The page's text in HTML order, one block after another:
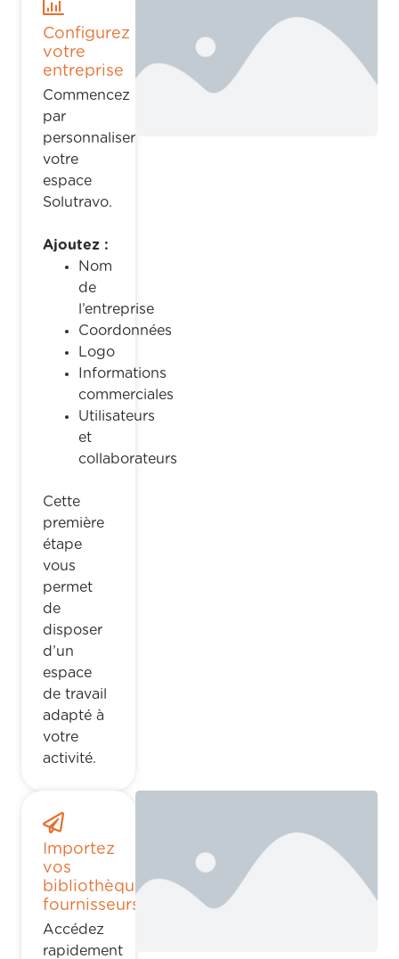
Configurez
votre
entreprise
Commencez
par
personnaliser
votre
espace
Solutravo.
Ajoutez :
Nom
de
l’entreprise
Coordonnées
Logo
Informations
commerciales
Utilisateurs
et
collaborateurs
Cette
première
étape
vous
permet
de
disposer
d’un
espace
de travail
adapté à
votre
activité.
Importez
vos
bibliothèques
fournisseurs
Accédez
rapidement